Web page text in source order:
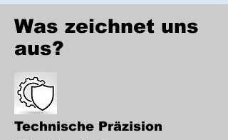
Was zeichnet uns
aus?
Technische Präzision